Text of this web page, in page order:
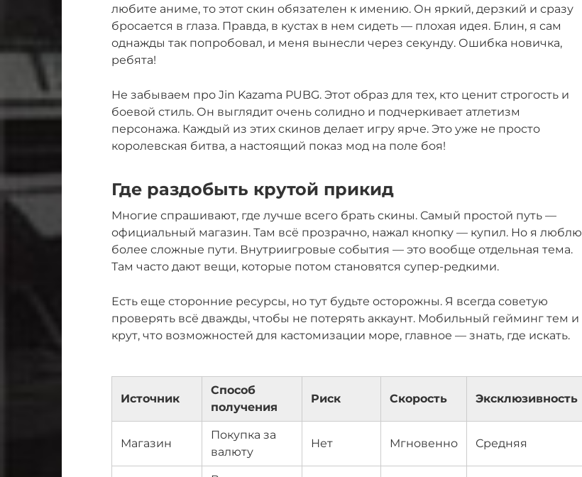
любите аниме, то этот скин обязателен к имению. Он яркий, дерзкий и сразу
бросается в глаза. Правда, в кустах в нем сидеть — плохая идея. Блин, я сам
однажды так попробовал, и меня вынесли через секунду. Ошибка новичка,
ребята!
Не забываем про Jin Kazama PUBG. Этот образ для тех, кто ценит строгость и
боевой стиль. Он выглядит очень солидно и подчеркивает атлетизм
персонажа. Каждый из этих скинов делает игру ярче. Это уже не просто
королевская битва, а настоящий показ мод на поле боя!
Где раздобыть крутой прикид
Многие спрашивают, где лучше всего брать скины. Самый простой путь —
официальный магазин. Там всё прозрачно, нажал кнопку — купил. Но я люблю
более сложные пути. Внутриигровые события — это вообще отдельная тема.
Там часто дают вещи, которые потом становятся супер-редкими.
Есть еще сторонние ресурсы, но тут будьте осторожны. Я всегда советую
проверять всё дважды, чтобы не потерять аккаунт. Мобильный гейминг тем и
крут, что возможностей для кастомизации море, главное — знать, где искать.
Источник
Способ
получения
Риск Скорость Эксклюзивность
Магазин
Покупка за
валюту
Нет Мгновенно Средняя